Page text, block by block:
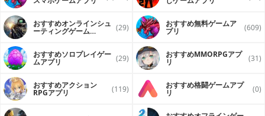
おすすめオンラインシュ
ーティングゲーム (29) おすすめ無料ゲームア
プリ (609)
おすすめソロプレイゲー
ムアプリ (29) おすすめ MMORPGアプ
リ (31)
おすすめアクション
RPGアプリ (119) おすすめ格闘ゲームアプ
リ (0)